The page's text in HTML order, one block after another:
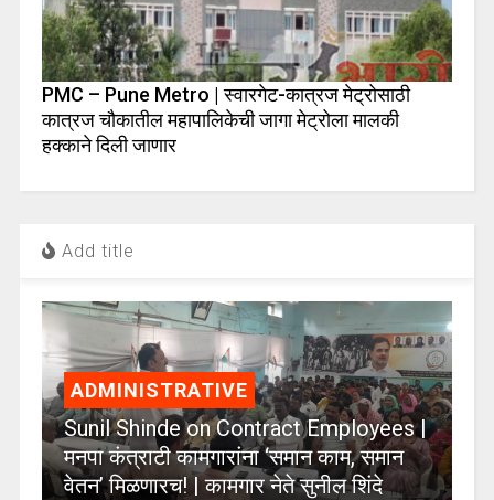
PMC – Pune Metro | स्वारगेट-कात्रज मेट्रोसाठी
कात्रज चौकातील महापालिकेची जागा मेट्रोला मालकी
हक्काने दिली जाणार
Add title
ADMINISTRATIVE
Sunil Shinde on Contract Employees |
मनपा कंत्राटी कामगारांना ‘समान काम, समान
वेतन’ मिळणारच! | कामगार नेते सुनील शिंदे